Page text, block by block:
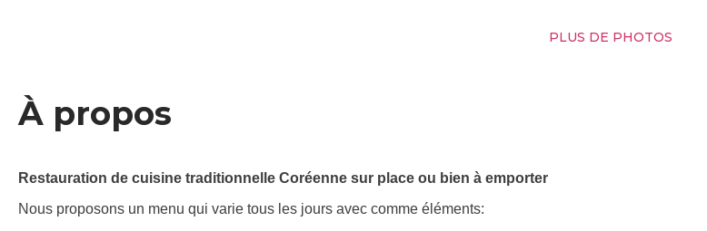
PLUS DE PHOTOS
À propos
Restauration de cuisine traditionnelle Coréenne sur place ou bien à emporter
Nous proposons un menu qui varie tous les jours avec comme éléments: